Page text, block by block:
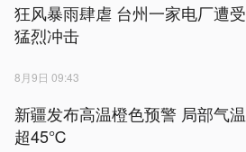
狂风暴雨肆虐 台州一家电厂遭受
猛烈冲击
8月9日 09:43
新疆发布高温橙色预警 局部气温
超45℃